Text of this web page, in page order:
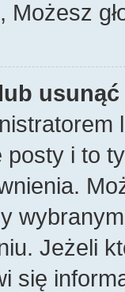
i to
Jeżeli
się